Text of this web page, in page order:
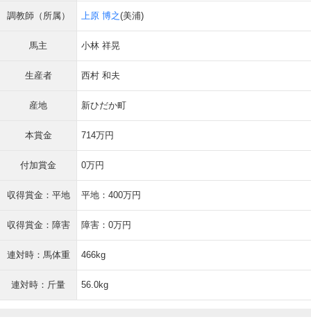
調教師（所属） 上原 博之(美浦)
馬主 小林 祥晃
生産者 西村 和夫
産地 新ひだか町
本賞金 714万円
付加賞金 0万円
収得賞金：平地 平地：400万円
収得賞金：障害 障害：0万円
連対時：馬体重 466kg
連対時：斤量 56.0kg